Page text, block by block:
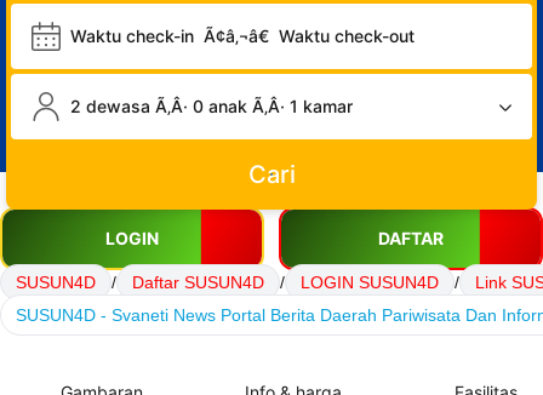
Waktu check-in Ã¢â‚¬â€ Waktu check-out
2 dewasa Ã‚Â· 0 anak Ã‚Â· 1 kamar
Cari
LOGIN DAFTAR
SUSUN4D / Daftar SUSUN4D / LOGIN SUSUN4D /
Link
SUSUN4D - Svaneti News Portal Berita Daerah Pariwisata Dan